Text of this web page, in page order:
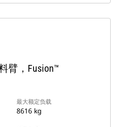
臂，Fusion™
最大额定负载
8616 kg